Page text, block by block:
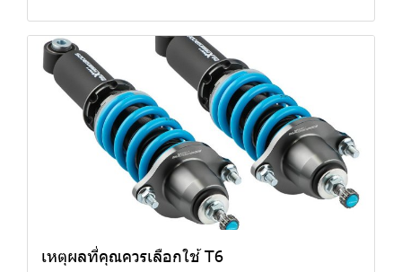
เหตุผลที่คุณควรเลือกใช้ T6